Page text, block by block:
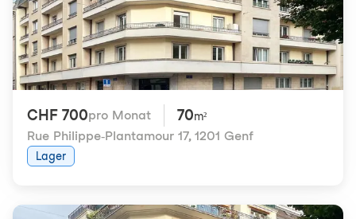
CHF 700pro Monat 70m²
Rue Philippe-Plantamour 17, 1201 Genf
Lager